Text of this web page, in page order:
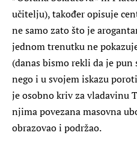
učitelju), također opisuje
ne samo zato što je
jednom trenutku ne
(danas bismo rekli da je pun
nego i u svojem iskazu
je osobno kriv za vladavinu
njima povezana masovna
obrazovao i podržao.